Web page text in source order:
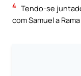
4 Tendo-se
com Samuel a Rama